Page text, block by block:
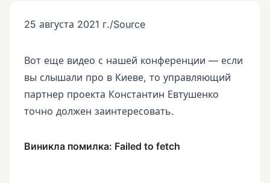
25 августа 2021 г./Source
Вот еще видео с нашей конференции — если
вы слышали про в Киеве, то управляющий
партнер проекта Константин Евтушенко
точно должен заинтересовать.